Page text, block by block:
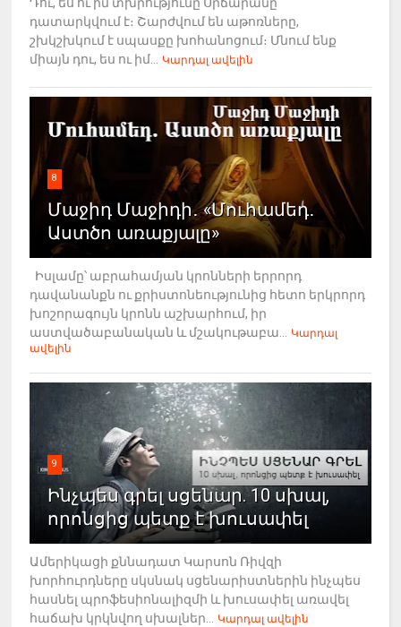
դատարկվում է։ Շարժվում են աթոռները,
շխկշխկում է սպասքը խոհանոցում։ Մնում ենք
միայն դու, ես ու իմ...
Կարդալ ավելին
8
Մաջիդ Մաջիդի․ «Մուհամեդ․
Աստծո առաքյալը»
Իսլամը՝ աբրահամյան կրոնների երրորդ
դավանանքն ու քրիստոնեությունից հետո երկրորդ
խոշորագույն կրոնն աշխարհում, իր
աստվածաբանական և մշակութաբա...
Կարդալ
ավելին
9
Ինչպես գրել սցենար. 10 սխալ,
որոնցից պետք է խուսափել
Ամերիկացի քննադատ Կարսոն Ռիվզի
խորհուրդները սկսնակ սցենարիստներին ինչպես
հասնել պրոֆեսիոնալիզմի և խուսափել առավել
հաճախ կրկնվող սխալներ...
Կարդալ ավելին